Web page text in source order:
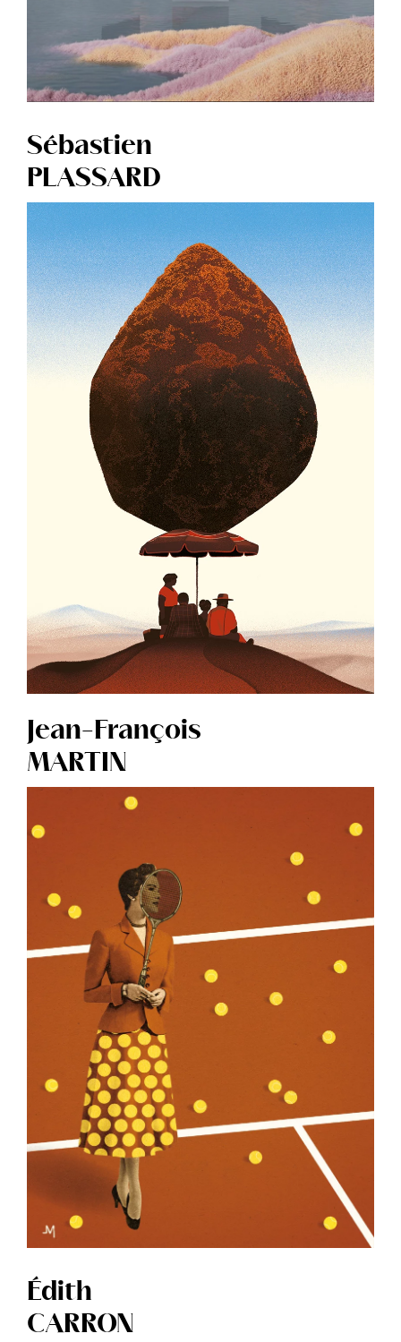
Sébastien
PLASSARD
Jean-François
MARTIN
Édith
CARRON